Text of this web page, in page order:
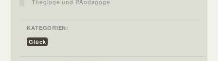
Theologe und PÃ¤dagoge
KATEGORIEN:
Glück